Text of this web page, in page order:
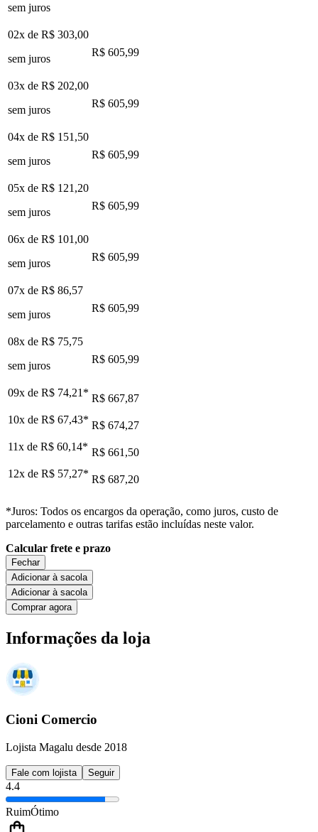
sem juros
02x de R$ 303,00
sem juros
R$ 605,99
03x de R$ 202,00
sem juros
R$ 605,99
04x de R$ 151,50
sem juros
R$ 605,99
05x de R$ 121,20
sem juros
R$ 605,99
06x de R$ 101,00
sem juros
R$ 605,99
07x de R$ 86,57
sem juros
R$ 605,99
08x de R$ 75,75
sem juros
R$ 605,99
09x de R$ 74,21 * R$ 667,87
10x de R$ 67,43* R$ 674,27
11x de R$ 60,14* R$ 661,50
12x de R$ 57,27* R$ 687,20
*Juros: Todos os encargos da operação, como juros, custo de
parcelamento e outras tarifas estão incluídas neste valor.
Calcular frete e prazo
Fechar
Adicionar à sacola
Adicionar à sacola
Comprar agora
Informações da loja
Cioni Comercio
Lojista Magalu desde 2018
Fale com lojista Seguir
4.4
RuimÓtimo